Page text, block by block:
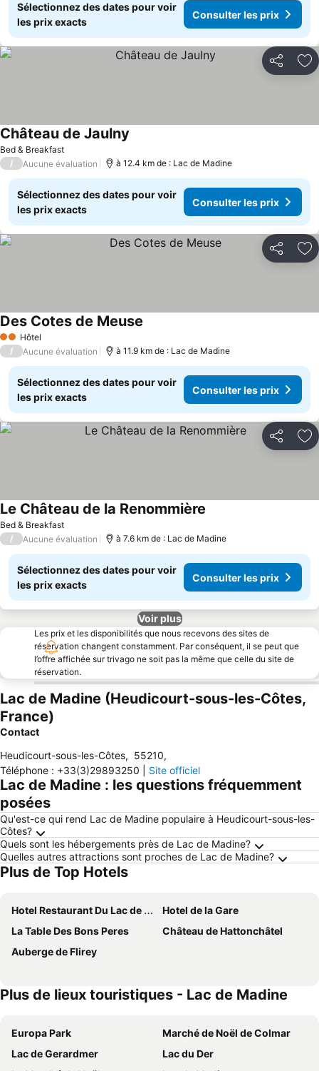
Sélectionnez des dates pour voir
les prix exacts
Consulter les prix
Partager
Bed & Breakfast
Château de Jaulny
/ Aucune évaluation à 12.4 km de : Lac de Madine
Sélectionnez des dates pour voir
les prix exacts
Consulter les prix
Partager
2 Étoiles
Hôtel
Des Cotes de Meuse
/ Aucune évaluation à 11.9 km de : Lac de Madine
Sélectionnez des dates pour voir
les prix exacts
Consulter les prix
Partager
Bed & Breakfast
Le Château de la Renommière
/ Aucune évaluation à 7.6 km de : Lac de Madine
Sélectionnez des dates pour voir
les prix exacts
Consulter les prix
Voir plus
Les prix et les disponibilités que nous recevons des sites de
réservation changent constamment. Par conséquent, il se peut que
l’offre affichée sur trivago ne soit pas la même que celle du site de
réservation.
Lac de Madine (Heudicourt-sous-les-Côtes,
France)
Contact
Heudicourt-sous-les-Côtes, 55210,
Téléphone : +33(3)29893250 Site officiel
Lac de Madine : les questions fréquemment
posées
Qu'est-ce qui rend Lac de Madine populaire à Heudicourt-sous-les-
Côtes?
Quels sont les hébergements près de Lac de Madine?
Quelles autres attractions sont proches de Lac de Madine?
Plus de Top Hotels
Hotel Restaurant Du Lac de Madine
Hotel de la Gare
La Table Des Bons Peres
Château de Hattonchâtel
Auberge de Flirey
Plus de lieux touristiques - Lac de Madine
Europa Park
Marché de Noël de Colmar
Lac de Gerardmer
Lac du Der